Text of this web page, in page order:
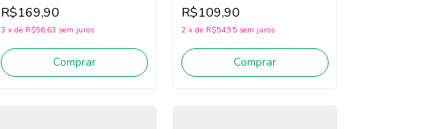
43286 (Azul)
R$169,90
3 x de R$56,63 sem juros
Comprar
Tennis 44668 (Rosa)
R$109,90
2 x de R$54,95 sem juros
Comprar